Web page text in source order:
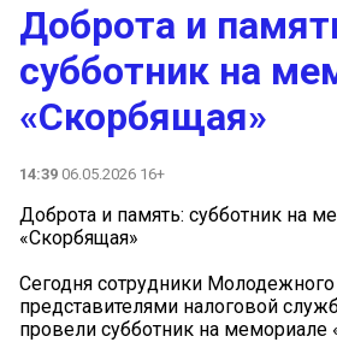
Доброта и
субботник на
«Скорбящая»
14:39 06.05.2026 16+
Доброта и память: субботник на
«Скорбящая»
Сегодня сотрудники Молодежного
представителями налоговой
провели субботник на мемориале